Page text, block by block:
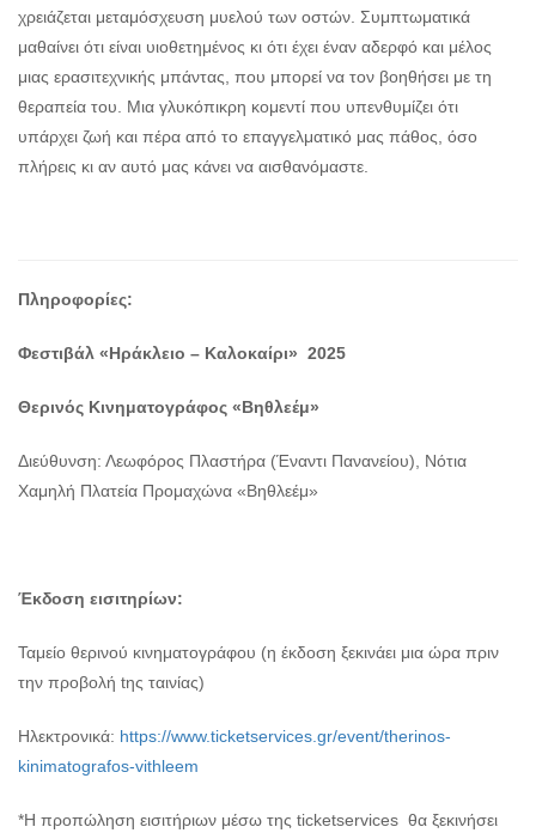
χρειάζεται μεταμόσχευση μυελού των οστών. Συμπτωματικά
μαθαίνει ότι είναι υιοθετημένος κι ότι έχει έναν αδερφό και μέλος
μιας ερασιτεχνικής μπάντας, που μπορεί να τον βοηθήσει με τη
θεραπεία του. Μια γλυκόπικρη κομεντί που υπενθυμίζει ότι
υπάρχει ζωή και πέρα από το επαγγελματικό μας πάθος, όσο
πλήρεις κι αν αυτό μας κάνει να αισθανόμαστε.
Πληροφορίες:
Φεστιβάλ «Ηράκλειο – Καλοκαίρι» 2025
Θερινός Κινηματογράφος «Βηθλεέμ»
Διεύθυνση: Λεωφόρος Πλαστήρα (Έναντι Πανανείου), Νότια
Χαμηλή Πλατεία Προμαχώνα «Βηθλεέμ»
Έκδοση εισιτηρίων:
Ταμείο θερινού κινηματογράφου (η έκδοση ξεκινάει μια ώρα πριν
την προβολή tης ταινίας)
Ηλεκτρονικά: https://www.ticketservices.gr/event/therinos-
kinimatografos-vithleem
*Η προπώληση εισιτήριων μέσω της ticketservices θα ξεκινήσει